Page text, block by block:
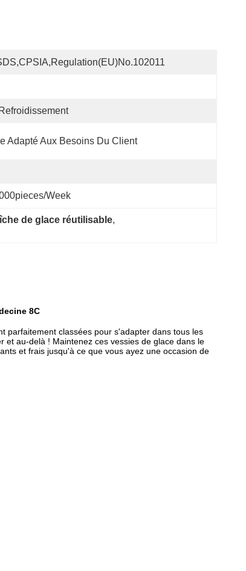
Adapté Aux Besoins Du Client
week
de glace réutilisable,
8C
parfaitement classées pour s'adapter dans tous les
et au-delà ! Maintenez ces vessies de glace dans le
et frais jusqu'à ce que vous ayez une occasion de